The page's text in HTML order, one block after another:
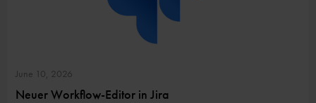
June 10, 2026
Neuer Workflow-Editor in Jira